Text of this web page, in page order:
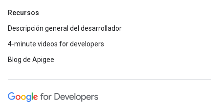
Recursos
Descripción general del desarrollador
4-minute videos for developers
Blog de Apigee